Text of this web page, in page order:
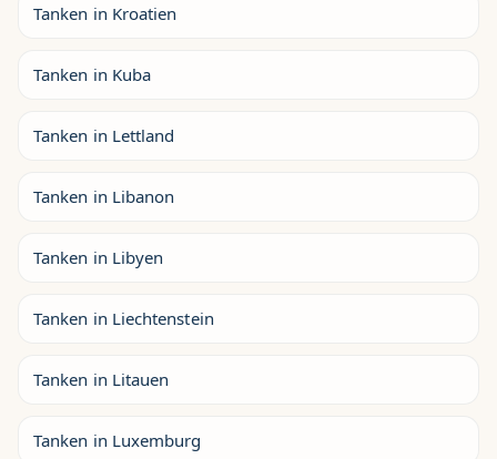
Tanken in Kroatien
Tanken in Kuba
Tanken in Lettland
Tanken in Libanon
Tanken in Libyen
Tanken in Liechtenstein
Tanken in Litauen
Tanken in Luxemburg